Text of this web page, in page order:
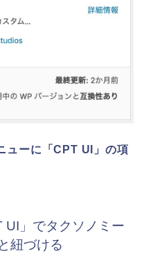
ューに「CPT UI」の項
UI」でタクソノミー
紐づける